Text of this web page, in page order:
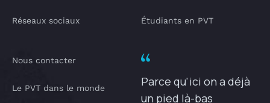
Réseaux sociaux Étudiants en PVT
Nous contacter
Le PVT dans le monde
Parce qu'ici on a déjà
un pied là-bas